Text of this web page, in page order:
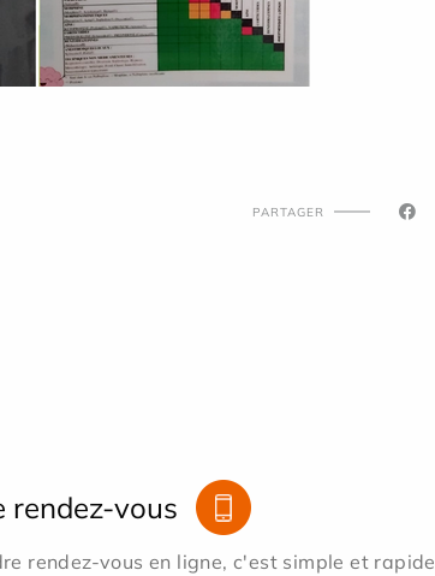
PARTAGER
rendez-vous
rendez-vous en ligne, c'est simple et rapide